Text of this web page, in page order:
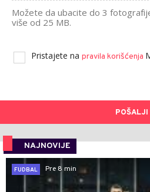
Možete da ubacite do 3
više od 25 MB.
Pristajete na pravila korišćenja
POŠALJI
NAJNOVIJE
FUDBAL
Pre 8 min